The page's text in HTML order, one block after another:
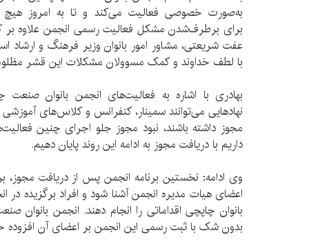
به‌صورت خصوصی فعالیت می‌کند و تا به امروز
برای برطرف‌شدن مشکل فعالیت رسمی انجمن علاوه بر
عفت شریعتی، مشاور امور بانوان وزیر فرهنگ و ارشاد
با لطف خداوند و کمک مسوولان مشکلات این قشر
بهادری با اشاره به فعالیت‌های انجمن بانوان
نهادهایی می‌توانند سمینار، کنفرانس و کلاس‌های
مجوز داشته باشند، نبود مجوز جلو اجرای چنین
داریم با دریافت مجوز به ادامه این روند پایان دهیم.
وی ادامه: نخستین برنامه انجمن پس از دریافت مجوز،
اعضای هیات مدیره انجمن آشنا شود و افراد برگزیده
بدون شک با ثبت رسمی این انجمن بر اعضای آن افزوده